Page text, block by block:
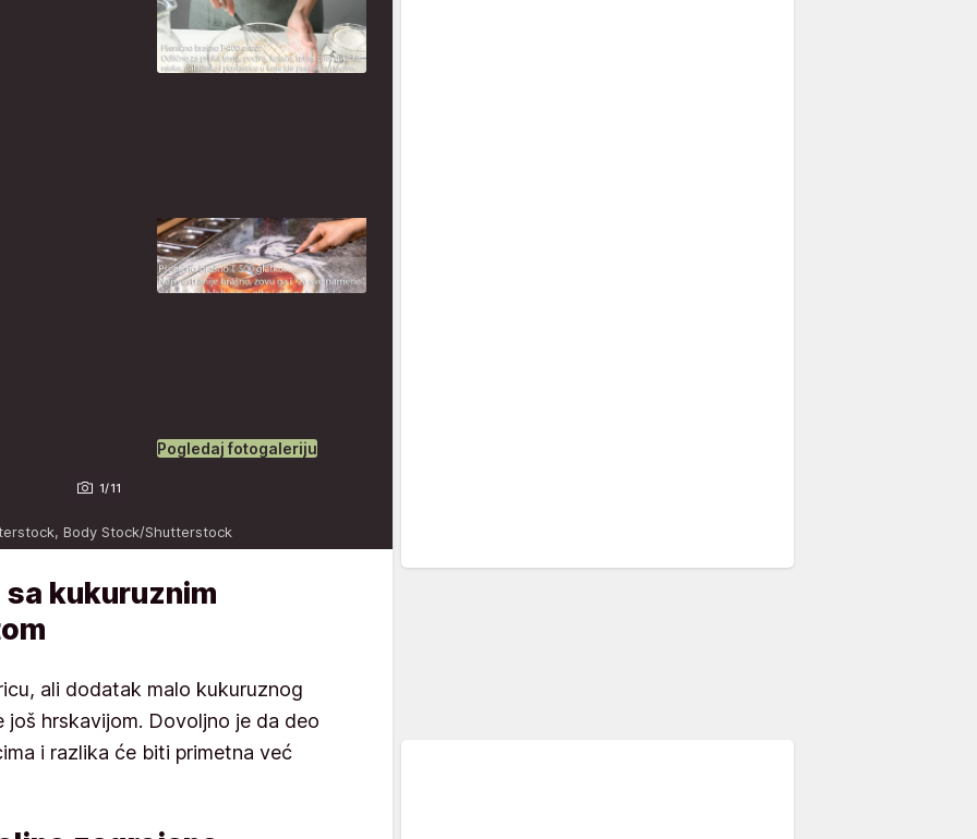
1/11
Pogledaj fotogaleriju
Body Stock/Shutterstock
kukuruznim
ali dodatak malo kukuruznog
još hrskavijom. Dovoljno je da deo
i razlika će biti primetna već